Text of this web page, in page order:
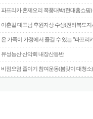
파프리카 훈제오리 폭풍대박(현대홈쇼핑)
이춘길 대표님 후원자상 수상(전라북도
온 가족이 가정에서 즐길 수 있는 "파프리
유성농산 산악회 내장산등반
비점오염 줄이기 참여운동(봄맞이 대청소